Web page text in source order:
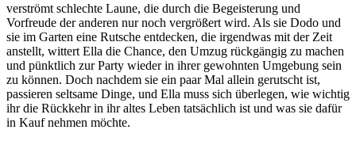
verströmt schlechte Laune, die durch die Begeisterung und
Vorfreude der anderen nur noch vergrößert wird. Als sie Dodo und
sie im Garten eine Rutsche entdecken, die irgendwas mit der Zeit
anstellt, wittert Ella die Chance, den Umzug rückgängig zu machen
und pünktlich zur Party wieder in ihrer gewohnten Umgebung sein
zu können. Doch nachdem sie ein paar Mal allein gerutscht ist,
passieren seltsame Dinge, und Ella muss sich überlegen, wie wichtig
ihr die Rückkehr in ihr altes Leben tatsächlich ist und was sie dafür
in Kauf nehmen möchte.